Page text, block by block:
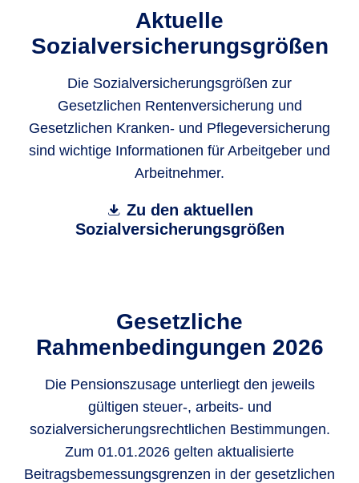
Aktuelle
Sozialversicherungsgrößen
Die Sozialversicherungsgrößen zur
Gesetzlichen Rentenversicherung und
Gesetzlichen Kranken- und Pflegeversicherung
sind wichtige Informationen für Arbeitgeber und
Arbeitnehmer.
Zu den aktuellen
Sozialversicherungsgrößen
Gesetzliche
Rahmenbedingungen 2026
Die Pensionszusage unterliegt den jeweils
gültigen steuer-, arbeits- und
sozialversicherungsrechtlichen Bestimmungen.
Zum 01.01.2026 gelten aktualisierte
Beitragsbemessungsgrenzen in der gesetzlichen